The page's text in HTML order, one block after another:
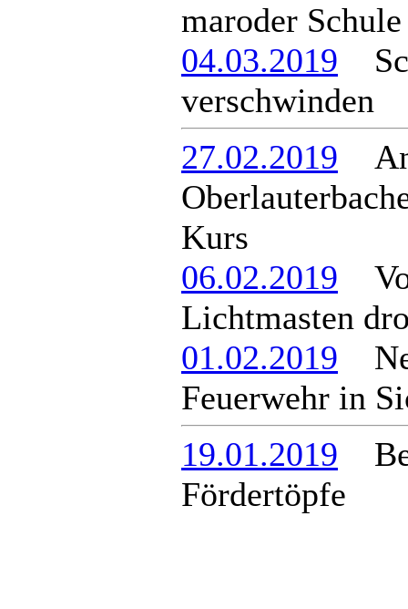
maroder
04.03.2019
verschwinden
27.02.2019
Kurs
06.02.2019
Lichtmasten
01.02.2019
Feuerwehr in
19.01.2019
Fördertöpfe